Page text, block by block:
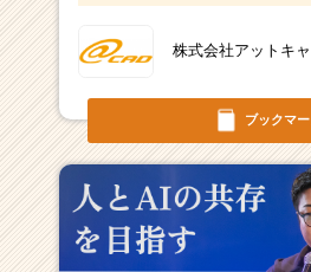
ブックマー
株式会社アットキ